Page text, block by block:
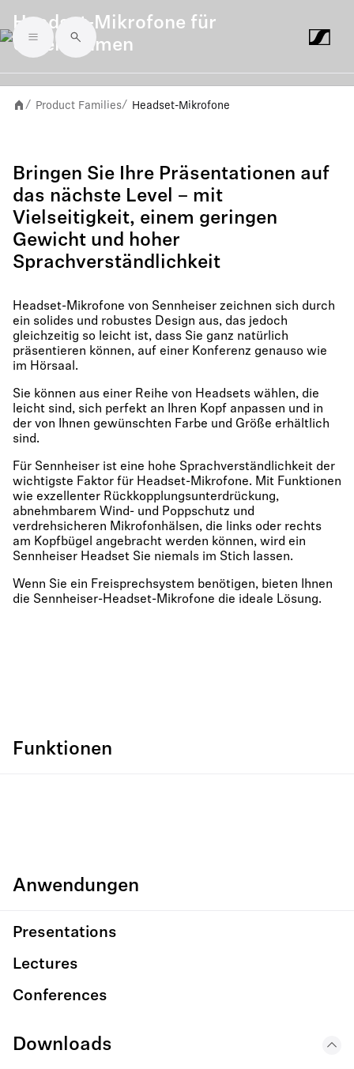
Skip to main content
Headset-Mikrofone für
Unternehmen
/ Product Families/ Headset-Mikrofone
Bringen Sie Ihre Präsentationen auf
das nächste Level – mit
Vielseitigkeit, einem geringen
Gewicht und hoher
Sprachverständlichkeit
Headset-Mikrofone von Sennheiser zeichnen sich durch
ein solides und robustes Design aus, das jedoch
gleichzeitig so leicht ist, dass Sie ganz natürlich
präsentieren können, auf einer Konferenz genauso wie
im Hörsaal.
Sie können aus einer Reihe von Headsets wählen, die
leicht sind, sich perfekt an Ihren Kopf anpassen und in
der von Ihnen gewünschten Farbe und Größe erhältlich
sind.
Für Sennheiser ist eine hohe Sprachverständlichkeit der
wichtigste Faktor für Headset-Mikrofone. Mit Funktionen
wie exzellenter Rückkopplungsunterdrückung,
abnehmbarem Wind- und Poppschutz und
verdrehsicheren Mikrofonhälsen, die links oder rechts
am Kopfbügel angebracht werden können, wird ein
Sennheiser Headset Sie niemals im Stich lassen.
Wenn Sie ein Freisprechsystem benötigen, bieten Ihnen
die Sennheiser-Headset-Mikrofone die ideale Lösung.
Funktionen
Anwendungen
Presentations
Lectures
Conferences
Downloads